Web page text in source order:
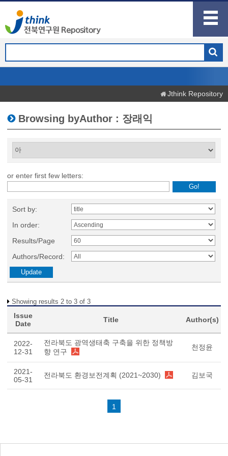
Jthink Repository
Browsing byAuthor : 장래익
or enter first few letters:
Sort by:
In order:
Results/Page
Authors/Record:
Showing results 2 to 3 of 3
Issue
Date
Title Author(s)
2022-
12-31
전라북도 광역생태축 구축을 위한 정책방
향 연구
천정윤
2021-
05-31
전라북도 환경보전계획 (2021~2030) 김보국
1